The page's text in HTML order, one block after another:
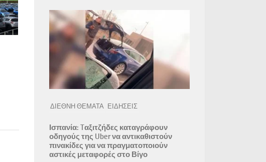
ΔΙΕΘΝΗ ΘΕΜΑΤΑ ΕΙΔΗΣΕΙΣ
Ισπανία: Tαξιτζήδες καταγράφουν
οδηγούς της Uber να αντικαθιστούν
πινακίδες για να πραγματοποιούν
αστικές μεταφορές στο Βίγο